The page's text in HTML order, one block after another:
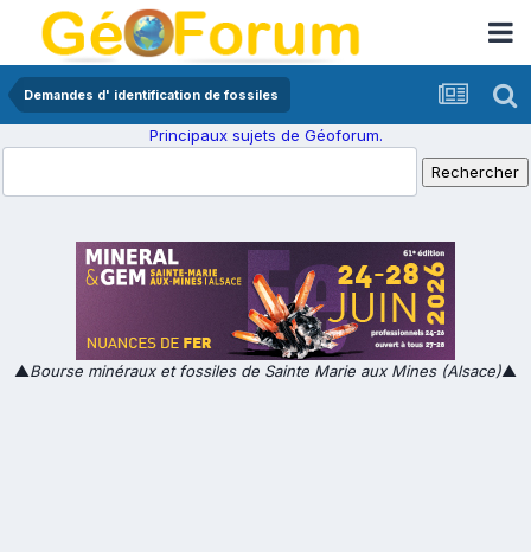
Demandes d' identification de fossiles
Principaux sujets de Géoforum.
▲Bourse minéraux et fossiles de Sainte Marie aux Mines (Alsace)▲